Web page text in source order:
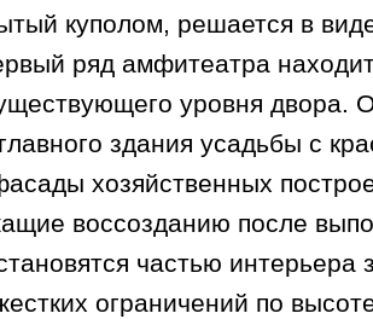
куполом, решается в
ряд амфитеатра
уровня двора.
здания усадьбы с
хозяйственных
воссозданию после
частью интерьера
ограничений по